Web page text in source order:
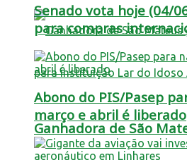
Ganhadora de São
Senado vota hoje (04/
para compras
Abono do PIS/Pasep
março e abril é liberado